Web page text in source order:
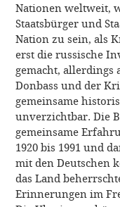
Nationen weltweit,
Staatsbürger und
Nation zu sein, als
erst die russische
gemacht, allerdings
Donbass und der
gemeinsame
unverzichtbar. Die
gemeinsame
1920 bis 1991 und
mit den Deutschen
das Land
Erinnerungen im